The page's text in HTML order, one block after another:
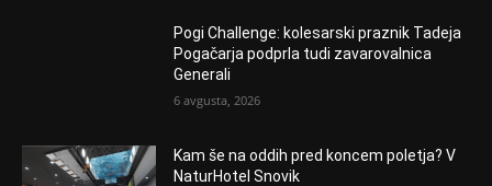
Pogi Challenge: kolesarski praznik Tadeja
Pogačarja podprla tudi zavarovalnica
Generali
6 avgusta, 2026
Kam še na oddih pred koncem poletja? V
NaturHotel Snovik